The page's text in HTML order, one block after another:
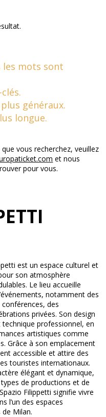
les mots sont
généraux.
longue.
vous recherchez, veuillez
et nous
pour vous.
est un espace culturel et
son atmosphère
Le lieu accueille
notamment des
des
privées. Son design
professionnel, en
artistiques comme
Grâce à son emplacement
accessible et attire des
touristes internationaux.
élégant et dynamique,
de productions et de
Filippetti signifie vivre
l’un des espaces
Milan.